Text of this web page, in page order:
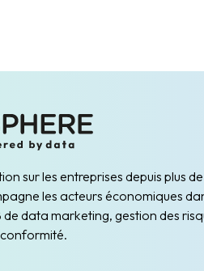
sur les entreprises depuis plus
les acteurs économiques
data marketing, gestion des